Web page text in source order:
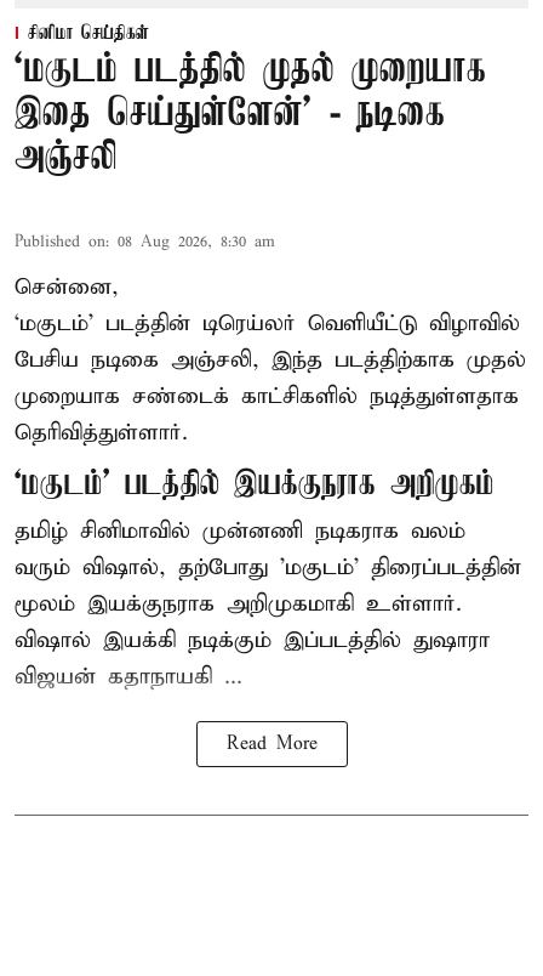
சினிமா செய்திகள்
‘மகுடம் படத்தில் முதல் முறையாக
இதை செய்துள்ளேன்’ - நடிகை
அஞ்சலி
Published on: 08 Aug 2026, 8:30 am
சென்னை,
‘மகுடம்’ படத்தின் டிரெய்லர் வெளியீட்டு விழாவில்
பேசிய நடிகை அஞ்சலி, இந்த படத்திற்காக முதல்
முறையாக சண்டைக் காட்சிகளில் நடித்துள்ளதாக
தெரிவித்துள்ளார்.
‘மகுடம்’ படத்தில் இயக்குநராக அறிமுகம்
தமிழ் சினிமாவில் முன்னணி நடிகராக வலம்
வரும் விஷால், தற்போது 'மகுடம்' திரைப்படத்தின்
மூலம் இயக்குநராக அறிமுகமாகி உள்ளார்.
விஷால் இயக்கி நடிக்கும் இப்படத்தில் துஷாரா
விஜயன் கதாநாயகி ...
Read More